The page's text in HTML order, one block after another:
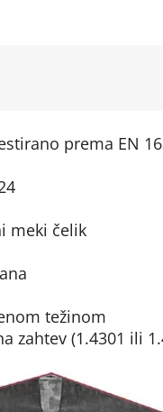
prema EN
meki čelik
težinom
zahtev (1.4301 ili